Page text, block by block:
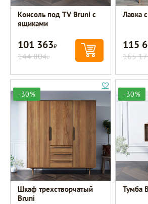
Консоль под TV Bruni с
ящиками
101 363Р
144 804Р
Лавка
115
165
-30%
Шкаф трехстворчатый
Bruni
-30%
Тумба